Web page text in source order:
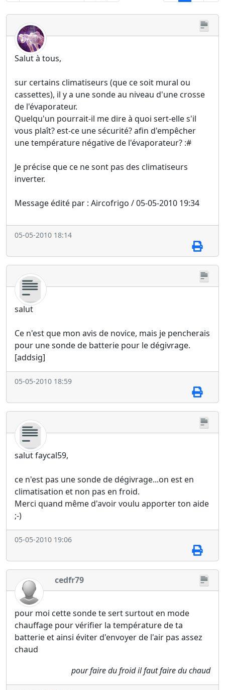
Salut à tous,
sur certains climatiseurs (que ce soit mural ou
cassettes), il y a une sonde au niveau d'une crosse
de l'évaporateur.
Quelqu'un pourrait-il me dire à quoi sert-elle s'il
vous plaît? est-ce une sécurité? afin d'empêcher
une température négative de l'évaporateur? :#
Je précise que ce ne sont pas des climatiseurs
inverter.
Message édité par : Aircofrigo / 05-05-2010 19:34
05-05-2010 18:14
salut
Ce n'est que mon avis de novice, mais je pencherais
pour une sonde de batterie pour le dégivrage.
[addsig]
05-05-2010 18:59
salut faycal59,
ce n'est pas une sonde de dégivrage...on est en
climatisation et non pas en froid.
Merci quand même d'avoir voulu apporter ton aide
;-)
05-05-2010 19:06
cedfr79
pour moi cette sonde te sert surtout en mode
chauffage pour vérifier la température de ta
batterie et ainsi éviter d'envoyer de l'air pas assez
chaud
pour faire du froid il faut faire du chaud